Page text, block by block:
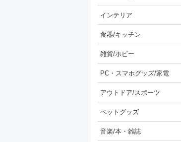
インテリア
食器/キッチン
雑貨/ホビー
PC・スマホグッズ/家電
アウトドア/スポーツ
ペットグッズ
音楽/本・雑誌